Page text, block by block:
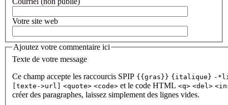
Votre site web
Ajoutez votre commentaire ici
Texte de votre message
Ce champ accepte les raccourcis SPIP {{gras}} {italique} -
[texte->url] <quote> <code> et le code HTML <q> <del>
créer des paragraphes, laissez simplement des lignes vides.